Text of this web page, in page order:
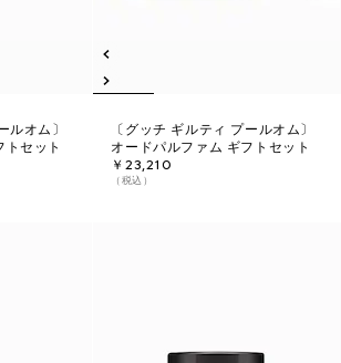
ルオム〕
セット
〔グッチ ギルティ プールオム〕
オードパルファム ギフトセット
￥23,210
（税込）